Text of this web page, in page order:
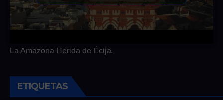
La Amazona Herida de Écija.
ETIQUETAS